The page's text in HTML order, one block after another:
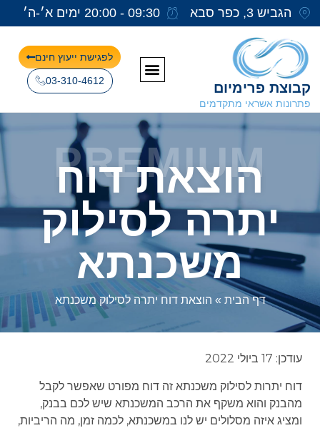
הגביש 3, כפר סבא 09:30 - 20:00 ימים א׳-ה׳
קבוצת פרימיום
פתרונות אשראי מתקדמים
לפגישת ייעוץ חינם
03-310-4612
PREMIUM
הוצאת דוח
יתרה לסילוק
משכנתא
דף הבית » הוצאת דוח יתרה לסילוק משכנתא
עודכן: 17 ביולי 2022
דוח יתרות לסילוק משכנתא זה דוח מפורט שאפשר לקבל
מהבנק והוא משקף את הרכב המשכנתא שיש לכם בבנק,
ומציג איזה מסלולים יש לנו במשכנתא, לכמה זמן, מה הריביות,